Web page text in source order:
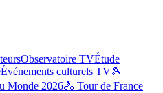
Observatoire TVÉtude
Événements culturels TV🎾
Monde 2026🚴 Tour de France